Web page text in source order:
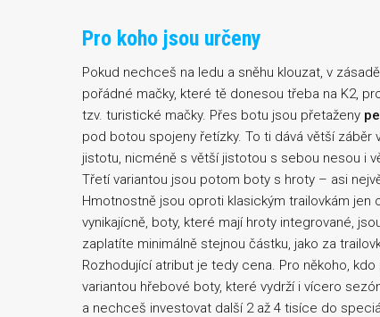
Pro koho jsou určeny
Pokud nechceš na ledu a sněhu klouzat, v
pořádné mačky, které tě donesou třeba na K2,
tzv. turistické mačky. Přes botu jsou přetaženy
pod botou spojeny řetízky. To ti dává větší záběr
jistotu, nicméně s větší jistotou s sebou nesou i
Třetí variantou jsou potom boty s hroty – asi
Hmotnostně jsou oproti klasickým trailovkám jen
vynikajícně, boty, které mají hroty integrované,
zaplatíte minimálně stejnou částku, jako za
Rozhodující atribut je tedy cena. Pro někoho,
variantou hřebové boty, které vydrží i vícero
a nechceš investovat další 2 až 4 tisíce do